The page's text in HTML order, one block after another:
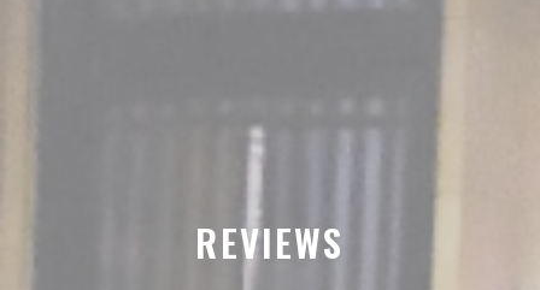
REVIEWS